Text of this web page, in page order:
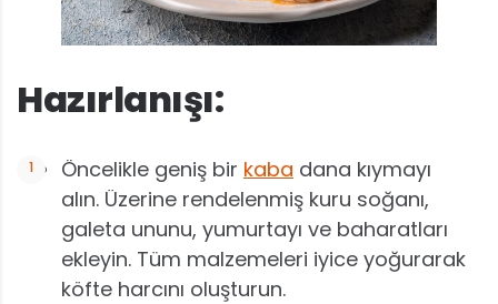
Hazırlanışı:
Öncelikle geniş bir kaba dana kıymayı
alın. Üzerine rendelenmiş kuru soğanı,
galeta ununu, yumurtayı ve baharatları
ekleyin. Tüm malzemeleri iyice yoğurarak
köfte harcını oluşturun.